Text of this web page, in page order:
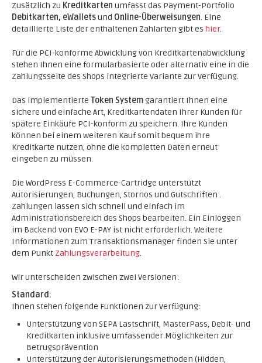
Zusätzlich zu Kreditkarten umfasst das Payment-Portfolio
Debitkarten, eWalletsund Online-Überweisungen. Eine
detaillierte Liste der enthaltenen Zahlarten gibt es hier.
Für die PCI-konforme Abwicklung von Kreditkartenabwicklung
stehen Ihnen eine formularbasierte oder alternativ eine in die
Zahlungsseite des Shops integrierte Variante zur Verfügung.
Das implementierte Token Systemgarantiert Ihnen eine
sichere und einfache Art, Kreditkartendaten Ihrer Kunden für
spätere Einkäufe PCI-konform zu speichern. Ihre Kunden
können bei einem weiteren Kauf somit bequem ihre
Kreditkarte nutzen, ohne die kompletten Daten erneut
eingeben zu müssen.
Die WordPress E-Commerce-Cartridge unterstützt
Autorisierungen, Buchungen, Stornos und Gutschriften .
Zahlungen lassen sich schnell und einfach im
Administrationsbereich des Shops bearbeiten. Ein Einloggen
im Backend von EVO E-PAY ist nicht erforderlich. Weitere
Informationen zum Transaktionsmanager finden Sie unter
dem Punkt Zahlungsverarbeitung.
Wir unterscheiden zwischen zwei Versionen:
Standard:
Ihnen stehen folgende Funktionen zur Verfügung:
Unterstützung von SEPA Lastschrift, MasterPass, Debit- und
Kreditkarten inklusive umfassender Möglichkeiten zur
Betrugsprävention
Unterstützung der Autorisierungsmethoden (Hidden,